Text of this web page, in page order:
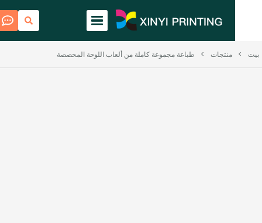
منتجات > طباعة مجموعة كاملة من ألعاب اللوحة المخصصة